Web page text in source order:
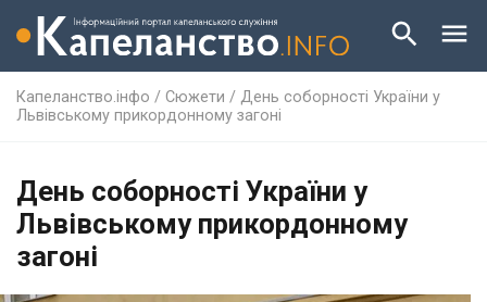
Капеланство.інфо / Сюжети / День соборності України у
Львівському прикордонному загоні
День соборності України у
Львівському прикордонному
загоні